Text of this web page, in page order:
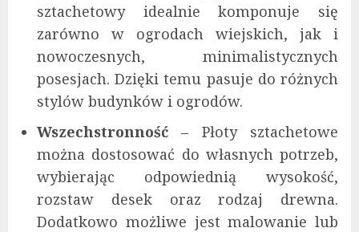
sztachetowy idealnie komponuje się
zarówno w ogrodach wiejskich, jak i
nowoczesnych, minimalistycznych
posesjach. Dzięki temu pasuje do różnych
stylów budynków i ogrodów.
Wszechstronność – Płoty sztachetowe
można dostosować do własnych potrzeb,
wybierając odpowiednią wysokość,
rozstaw desek oraz rodzaj drewna.
Dodatkowo możliwe jest malowanie lub